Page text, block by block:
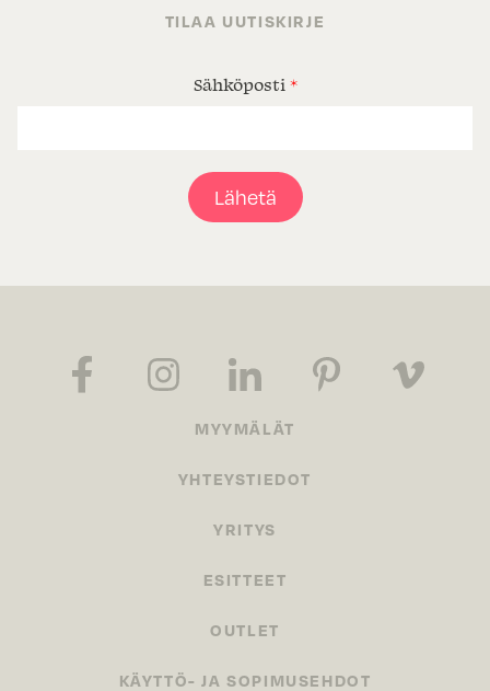
TILAA UUTISKIRJE
Sähköposti *
Lähetä
MYYMÄLÄT
YHTEYSTIEDOT
YRITYS
ESITTEET
OUTLET
KÄYTTÖ- JA SOPIMUSEHDOT